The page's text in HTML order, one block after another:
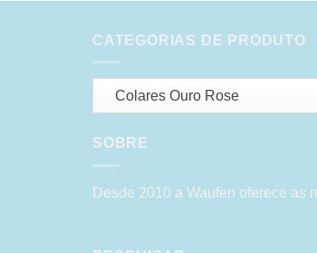
CATEGORIAS DE PRODUTO
Colares Ouro Rose
SOBRE
Desde 2010 a Waufen oferece as